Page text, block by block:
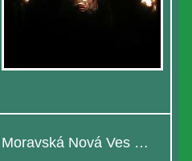
Moravská Nová Ves měsíc a půl po tornádu - Tomáš